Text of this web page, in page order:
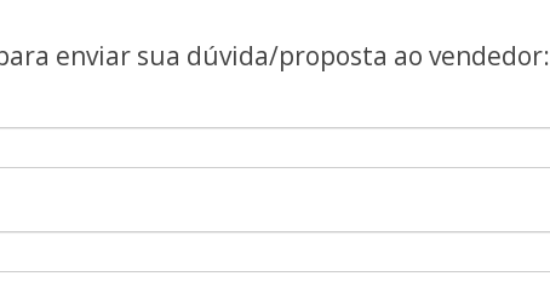
enviar sua dúvida/proposta ao vendedor: